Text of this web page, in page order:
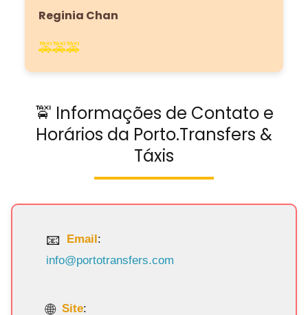
Reginia Chan
🚕🚕🚕
🚖 Informações de Contato e
Horários da Porto.Transfers &
Táxis
Email:
info@portotransfers.com
Site: